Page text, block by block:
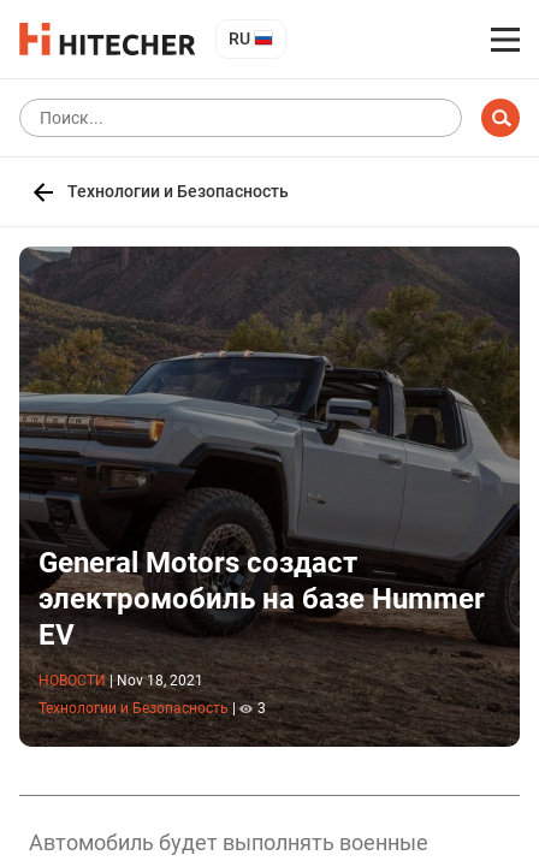
RU
Технологии и Безопасность
General Motors создаст
электромобиль на базе Hummer
EV
НОВОСТИ | Nov 18, 2021
Технологии и Безопасность
3
Автомобиль будет выполнять военные